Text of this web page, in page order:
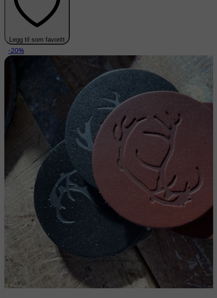
Legg til som favoritt
-20%